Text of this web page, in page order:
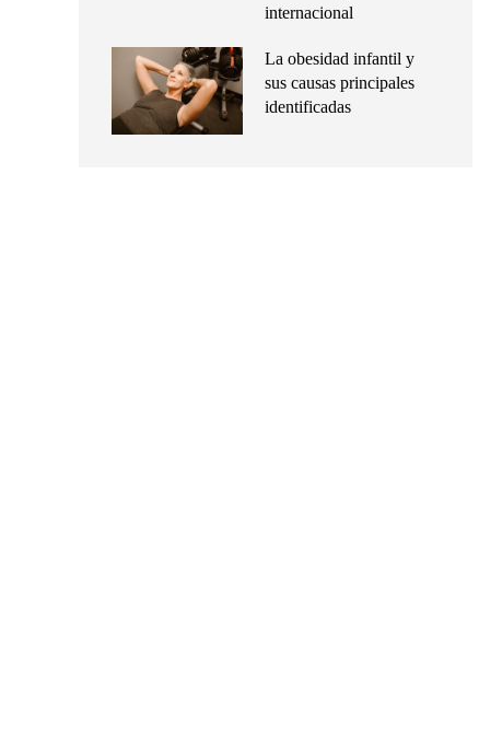
internacional
La obesidad infantil y
sus causas principales
identificadas